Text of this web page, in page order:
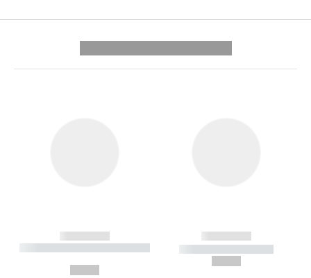
------------
----------- ----------- --------
------------
----------- -----------